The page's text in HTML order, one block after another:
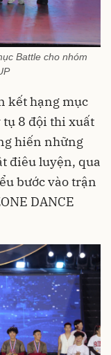
Battle cho nhóm
kết hạng mục
8 đội thi xuất
hiến những
điêu luyện, qua
bước vào trận
DANCE